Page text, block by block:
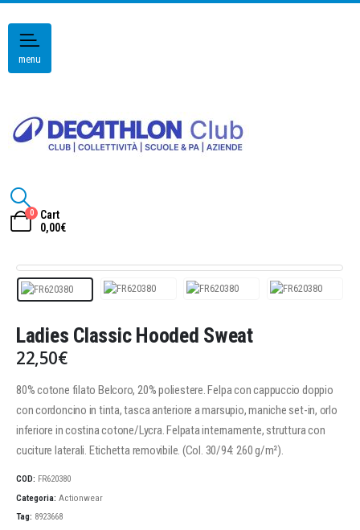
menu
0
Cart
0,00€
Ladies Classic Hooded Sweat
22,50€
80% cotone filato Belcoro, 20% poliestere. Felpa con cappuccio doppio
con cordoncino in tinta, tasca anteriore a marsupio, maniche set-in, orlo
inferiore in costina cotone/Lycra. Felpata internamente, struttura con
cuciture laterali. Etichetta removibile. (Col. 30/94: 260 g/m²).
COD: FR620380
Categoria: Actionwear
Tag: 8923668